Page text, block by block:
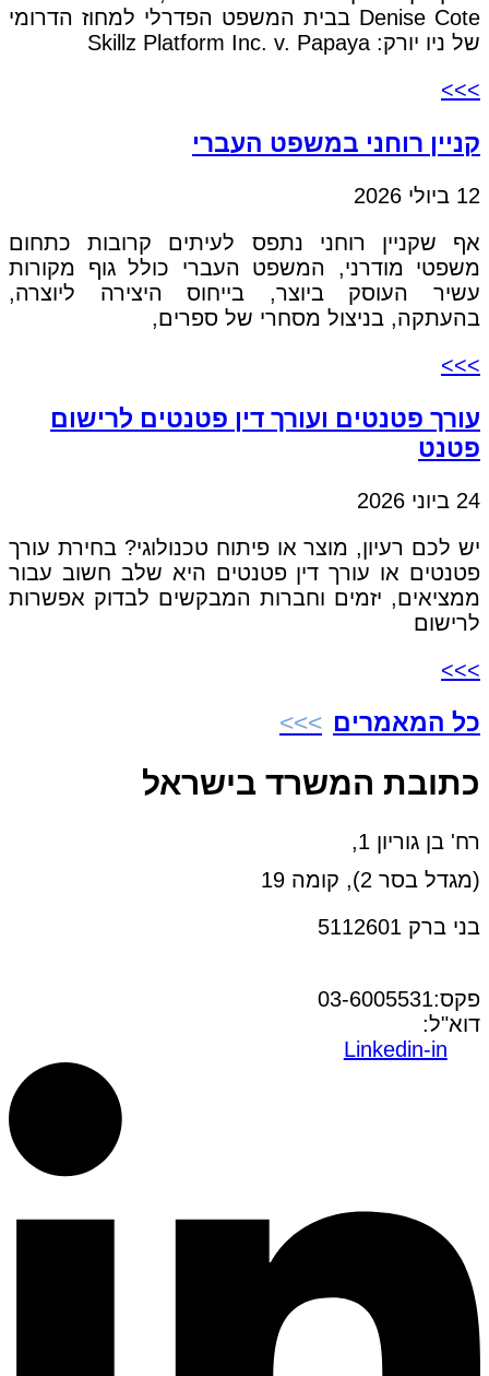
Denise Cote בבית המשפט הפדרלי למחוז הדרומי
של ניו יורק: Skillz Platform Inc. v. Papaya
>>>
קניין רוחני במשפט העברי
12 ביולי 2026
אף שקניין רוחני נתפס לעיתים קרובות כתחום
משפטי מודרני, המשפט העברי כולל גוף מקורות
עשיר העוסק ביוצר, בייחוס היצירה ליוצרה,
בהעתקה, בניצול מסחרי של ספרים,
>>>
עורך פטנטים ועורך דין פטנטים לרישום
פטנט
24 ביוני 2026
יש לכם רעיון, מוצר או פיתוח טכנולוגי? בחירת עורך
פטנטים או עורך דין פטנטים היא שלב חשוב עבור
ממציאים, יזמים וחברות המבקשים לבדוק אפשרות
לרישום
>>>
כל המאמרים
כתובת המשרד בישראל
רח' בן גוריון 1,
(מגדל בסר 2), קומה 19
בני ברק 5112601
פקס:03-6005531
דוא"ל:
Linkedin-in